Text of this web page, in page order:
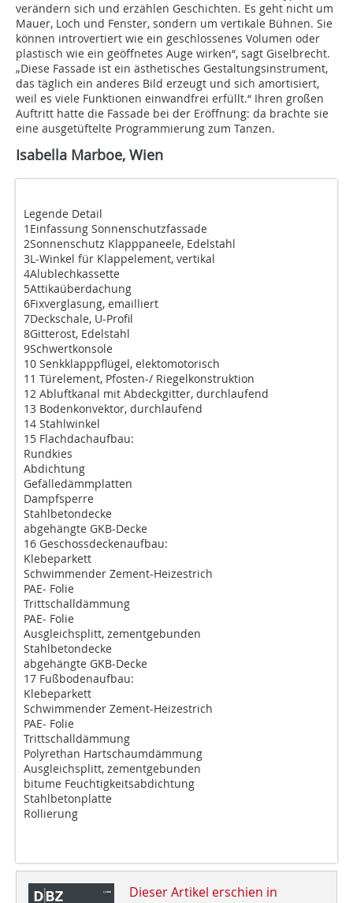
verändern sich und erzählen Geschichten. Es geht nicht um
Mauer, Loch und Fenster, sondern um vertikale Bühnen. Sie
können introvertiert wie ein geschlossenes Volumen oder
plastisch wie ein geöffnetes Auge wirken“, sagt Giselbrecht.
„Diese Fassade ist ein ästhetisches Gestaltungsinstrument,
das täglich ein anderes Bild erzeugt und sich amortisiert,
weil es viele Funktionen einwandfrei erfüllt.“ Ihren gro­ßen
Auftritt hatte die Fassade bei der Eröffnung: da brachte sie
eine ausgetüftelte Programmierung zum Tanzen.
Isabella Marboe, Wien
Legende Detail
1Einfassung Sonnenschutzfassade
2Sonnenschutz Klapppaneele, Edelstahl
3L-Winkel für Klappelement, vertikal
4Alublechkassette
5Attikaüberdachung
6Fixverglasung, emailliert
7Deckschale, U-Profil
8Gitterost, Edelstahl
9Schwertkonsole
10 Senkklapppflügel, elektomotorisch
11 Türelement, Pfosten-/ Riegelkonstruktion
12 Abluftkanal mit Abdeckgitter, durchlaufend
13 Bodenkonvektor, durchlaufend
14 Stahlwinkel
15 Flachdachaufbau:
Rundkies
Abdichtung
Gefälledämmplatten
Dampfsperre
Stahlbetondecke
abgehängte GKB-Decke
16 Geschossdeckenaufbau:
Klebeparkett
Schwimmender Zement-Heizestrich
PAE- Folie
Trittschalldämmung
PAE- Folie
Ausgleichsplitt, zementgebunden
Stahlbetondecke
abgehängte GKB-Decke
17 Fußbodenaufbau:
Klebeparkett
Schwimmender Zement-Heizestrich
PAE- Folie
Trittschalldämmung
Polyrethan Hartschaumdämmung
Ausgleichsplitt, zementgebunden
bitume Feuchtigkeitsabdichtung
Stahlbetonplatte
Rollierung
Dieser Artikel erschien in